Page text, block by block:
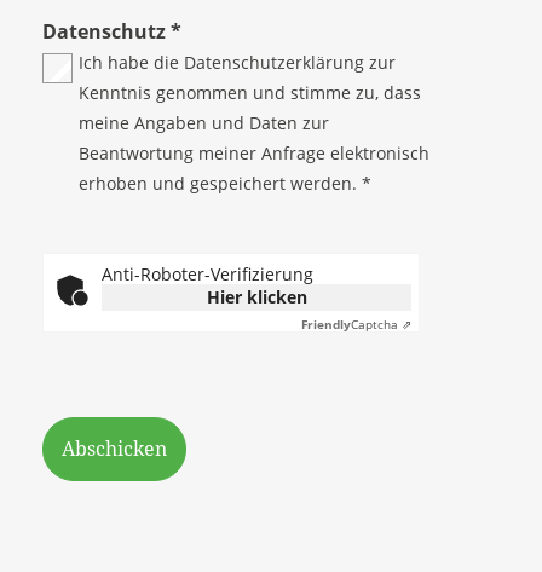
Datenschutz*
Ich habe die Datenschutzerklärung zur
Kenntnis genommen und stimme zu, dass
meine Angaben und Daten zur
Beantwortung meiner Anfrage elektronisch
erhoben und gespeichert werden. *
Anti-Roboter-Verifizierung
Hier klicken
FriendlyCaptcha ⇗
Abschicken